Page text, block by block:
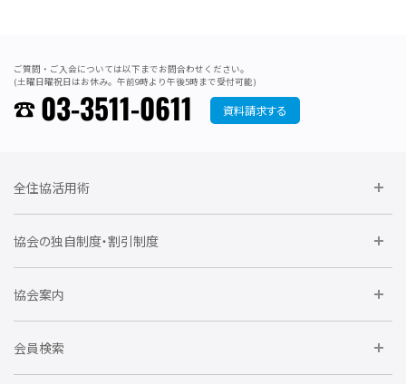
ご質問・ご入会については以下までお問合わせください。
(土曜日曜祝日はお休み。午前9時より午後5時まで受付可能)
03-3511-0611 資料請求する
全住協活用術
委員会に参加しよう
要望活動に参加しよう
協会の独自制度・割引制度
住宅瑕疵担保責任保険割引制度
全住協NET
協会案内
運営組織
会員検索